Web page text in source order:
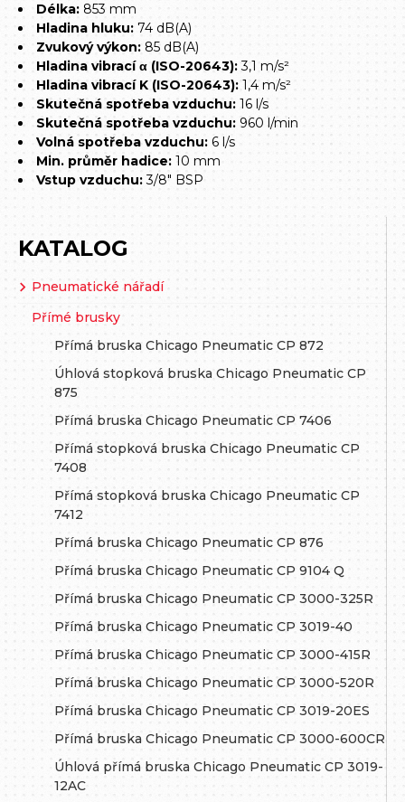
Délka: 853 mm
Hladina hluku: 74 dB(A)
Zvukový výkon: 85 dB(A)
Hladina vibrací α (ISO-20643):3,1 m/s²
Hladina vibrací K (ISO-20643): 1,4 m/s²
Skutečná spotřeba vzduchu: 16 l/s
Skutečná spotřeba vzduchu: 960 l/min
Volná spotřeba vzduchu: 6 l/s
Min. průměr hadice: 10 mm
Vstup vzduchu:3/8" BSP
KATALOG
Pneumatické nářadí
Přímé brusky
Přímá bruska Chicago Pneumatic CP 872
Úhlová stopková bruska Chicago Pneumatic CP
875
Přímá bruska Chicago Pneumatic CP 7406
Přímá stopková bruska Chicago Pneumatic CP
7408
Přímá stopková bruska Chicago Pneumatic CP
7412
Přímá bruska Chicago Pneumatic CP 876
Přímá bruska Chicago Pneumatic CP 9104 Q
Přímá bruska Chicago Pneumatic CP 3000-325R
Přímá bruska Chicago Pneumatic CP 3019-40
Přímá bruska Chicago Pneumatic CP 3000-415R
Přímá bruska Chicago Pneumatic CP 3000-520R
Přímá bruska Chicago Pneumatic CP 3019-20ES
Přímá bruska Chicago Pneumatic CP 3000-600CR
Úhlová přímá bruska Chicago Pneumatic CP 3019-
12AC